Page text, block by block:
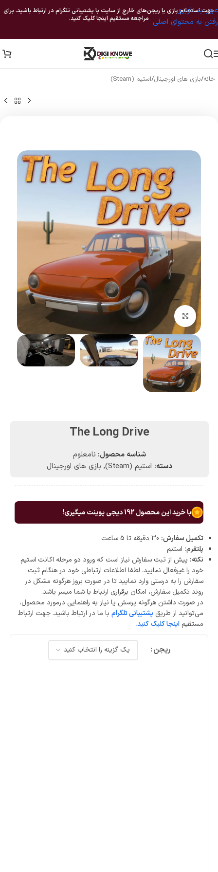
عبور به ناوبری
رفتن به محتوای اصلی
جهت استعلام بازی یا ریجن‌های خارج از سایت با پشتیبانی تلگرام در ارتباط باشید. برای
مراجعه مستقیم اینجا کلیک کنید.
خانه/بازی های اورجینال/استیم (Steam)
بزرگنمایی تصویر
The Long Drive
شناسه محصول: نامعلوم
دسته: استیم (Steam) , بازی های اورجینال
با خرید این محصول192دیجی پوینت میگیری!
تکمیل سفارش:
پلتفرم: استیم
نکته: پیش از ثبت سفارش نیاز است که ورود دو مرحله اکانت استیم
خود را غیرفعال نمایید. لطفا اطلاعات ارتباطی خود در هنگام ثبت
سفارش را به درستی وارد نمایید تا در صورت بروز هرگونه مشکل در
روند تکمیل سفارش، امکان برقراری ارتباط با شما میسر باشد.
در صورت داشتن هرگونه پرسش یا نیاز به راهنمایی درمورد محصول،
می‌توانید از طریق پشتیبانی تلگرام با ما در ارتباط باشید. جهت ارتباط
مستقیم اینجا کلیک کنید.
ریجن